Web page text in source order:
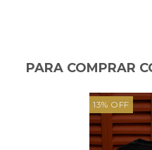
PARA COMPRAR
13% OFF